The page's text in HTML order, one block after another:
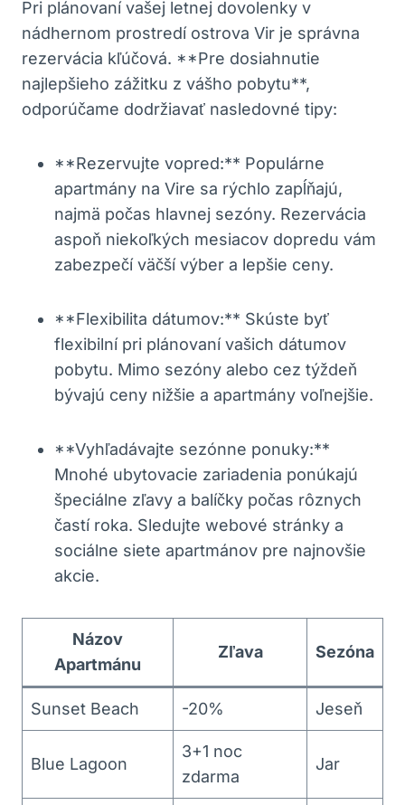
Pri plánovaní vašej letnej dovolenky v
nádhernom prostredí ostrova Vir je správna
rezervácia kľúčová. **Pre dosiahnutie
najlepšieho zážitku z vášho pobytu**,
odporúčame dodržiavať nasledovné tipy:
**Rezervujte vopred:** Populárne
apartmány na Vire sa rýchlo zapĺňajú,
najmä počas hlavnej sezóny. Rezervácia
aspoň niekoľkých mesiacov dopredu vám
zabezpečí väčší výber a lepšie ceny.
**Flexibilita dátumov:** Skúste byť
flexibilní pri plánovaní vašich dátumov
pobytu. Mimo sezóny alebo cez týždeň
bývajú ceny nižšie a apartmány voľnejšie.
**Vyhľadávajte sezónne ponuky:**
Mnohé ubytovacie zariadenia ponúkajú
špeciálne zľavy a balíčky počas rôznych
častí roka. Sledujte webové stránky a
sociálne siete apartmánov pre najnovšie
akcie.
Názov
Apartmánu
Zľava Sezóna
Sunset Beach -20% Jeseň
Blue Lagoon
3+1 noc
zdarma
Jar